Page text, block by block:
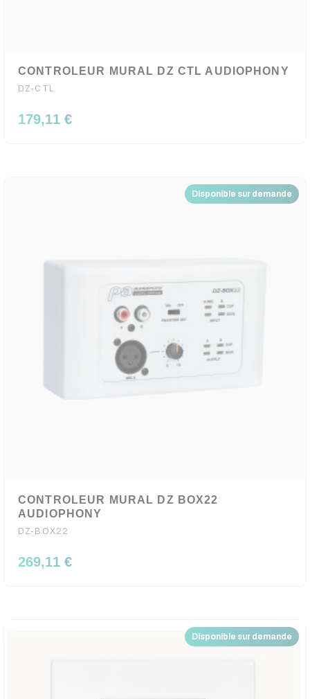
CONTROLEUR MURAL DZ CTL AUDIOPHONY
DZ-CTL
179,11 €
Disponible sur demande
CONTROLEUR MURAL DZ BOX22
AUDIOPHONY
DZ-BOX22
269,11 €
Disponible sur demande